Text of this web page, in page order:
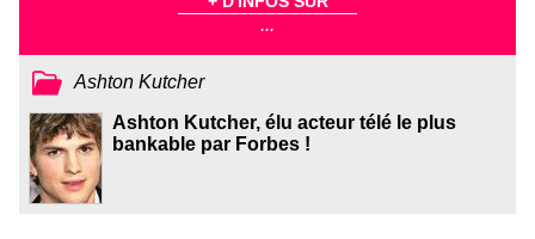
...
Ashton Kutcher
Ashton Kutcher, élu acteur télé le plus
bankable par Forbes !